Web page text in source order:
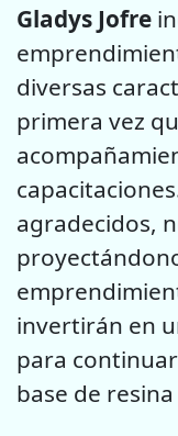
Gladys Jofre
diversas
primera vez
agradecidos,
invertirán en
para
base de